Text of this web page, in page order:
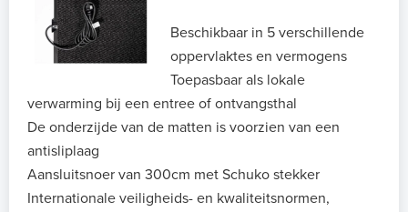
Beschikbaar in 5 verschillende
oppervlaktes en vermogens
Toepasbaar als lokale
verwarming bij een entree of ontvangsthal
De onderzijde van de matten is voorzien van een
antisliplaag
Aansluitsnoer van 300cm met Schuko stekker
Internationale veiligheids- en kwaliteitsnormen,